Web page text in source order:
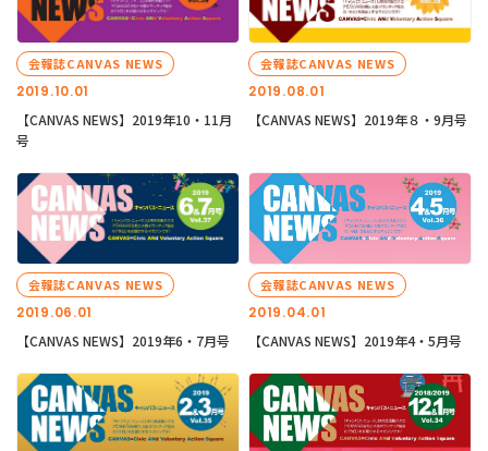
2019.10.01
会報誌CANVAS NEWS
【CANVAS NEWS】2019年10・11月
号
2019.08.01
会報誌CANVAS NEWS
【CANVAS NEWS】2019年８・9月号
2019.06.01
会報誌CANVAS NEWS
【CANVAS NEWS】2019年6・7月号
2019.04.01
会報誌CANVAS NEWS
【CANVAS NEWS】2019年4・5月号